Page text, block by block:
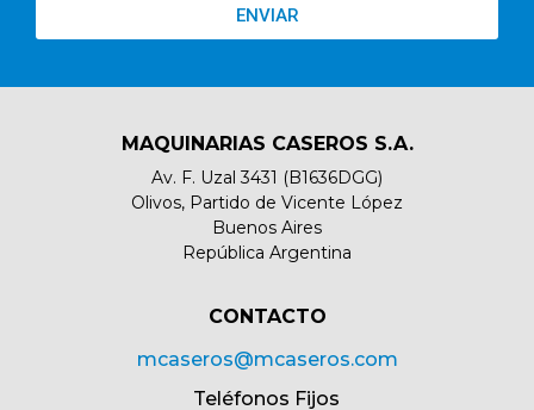
ENVIAR
MAQUINARIAS CASEROS S.A.
Av. F. Uzal 3431 (B1636DGG)
Olivos, Partido de Vicente López
Buenos Aires
República Argentina
CONTACTO​
mcaseros@mcaseros.com
Teléfonos Fijos